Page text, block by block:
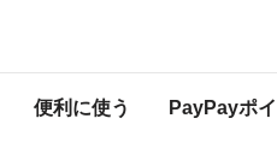
便利に使う PayPayポ